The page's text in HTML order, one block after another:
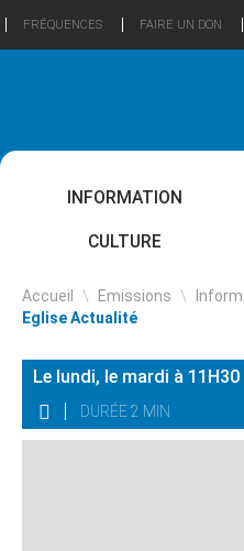
FRÉQUENCES FAIRE UN DON
INFORMATION
CULTURE
Accueil \ Emissions \
Eglise Actualité
Le lundi, le mardi à 11H30
DURÉE 2 MIN